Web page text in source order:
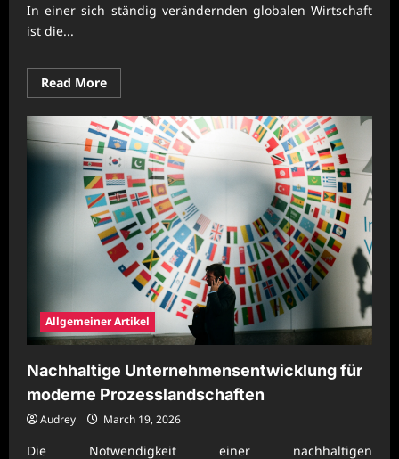
In einer sich ständig verändernden globalen Wirtschaft
ist die...
Read MoreRead
more
Moderne
Unternehmensentwicklung
für
wirtschaftliche
Beständigkeit
Allgemeiner Artikel
Nachhaltige Unternehmensentwicklung für
moderne Prozesslandschaften
Audrey March 19, 2026
Die Notwendigkeit einer nachhaltigen